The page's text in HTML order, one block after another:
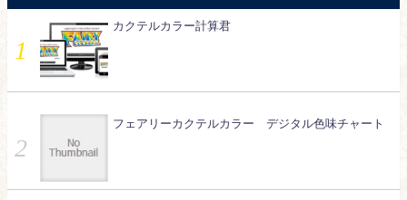
カクテルカラー計算君
フェアリーカクテルカラー デジタル色味チャート